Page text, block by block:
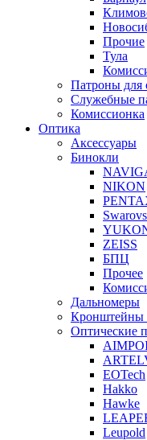
Прочие
Тула
Патроны
Служебные
Комиссионка
Оптика
Аксессуары
Бинокли
NIKON
ZEISS
БПЦ
Прочее
Дальномеры
Кронштейны
Оптические
EOTech
Hakko
Hawke
Leupold